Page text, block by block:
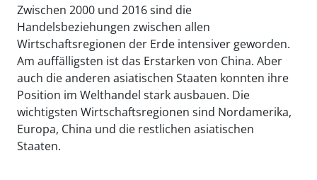
Zwischen 2000 und 2016 sind die
Handelsbeziehungen zwischen allen
Wirtschaftsregionen der Erde intensiver geworden.
Am auffälligsten ist das Erstarken von China. Aber
auch die anderen asiatischen Staaten konnten ihre
Position im Welthandel stark ausbauen. Die
wichtigsten Wirtschaftsregionen sind Nordamerika,
Europa, China und die restlichen asiatischen
Staaten.